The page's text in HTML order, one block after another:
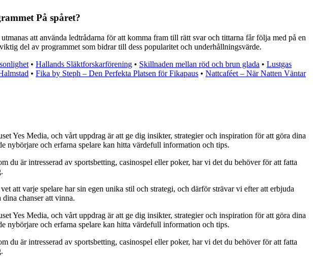
På spåret?
att använda ledtrådarna för att komma fram till rätt svar och tittarna får följa med på en
del av programmet som bidrar till dess popularitet och underhållningsvärde.
• Hallands Släktforskarförening • Skillnaden mellan röd och brun glada • Lustgas
• Fika by Steph – Den Perfekta Platsen för Fikapaus • Nattcaféet – När Natten Väntar
Yes Media, och vårt uppdrag är att ge dig insikter, strategier och inspiration för att göra dina
nybörjare och erfarna spelare kan hitta värdefull information och tips.
är intresserad av sportsbetting, casinospel eller poker, har vi det du behöver för att fatta
varje spelare har sin egen unika stil och strategi, och därför strävar vi efter att erbjuda
chanser att vinna.
Yes Media, och vårt uppdrag är att ge dig insikter, strategier och inspiration för att göra dina
nybörjare och erfarna spelare kan hitta värdefull information och tips.
är intresserad av sportsbetting, casinospel eller poker, har vi det du behöver för att fatta